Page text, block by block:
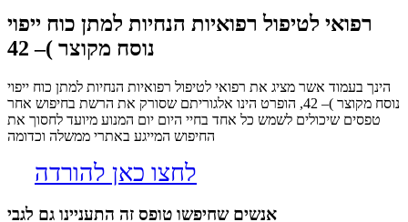
רפואי לטיפול רפואיות הנחיות למתן כוח ייפוי
נוסח מקוצר )– 42
הינך בעמוד אשר מציג את רפואי לטיפול רפואיות הנחיות למתן כוח ייפוי
נוסח מקוצר )– 42, הופרט הינו אלגוריתם שסורק את הרשת בחיפוש אחר
טפסים שיכולים לשמש כל אחד בחיי היום יום המנוע מיועד לחסוך את
החיפוש המייגע באתרי ממשלה וכדומה
לחצו כאן להורדה
אנשים שחיפשו טופס זה התעניינו גם לגבי